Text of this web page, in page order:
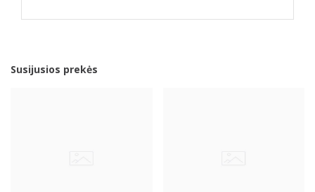
Susijusios prekės